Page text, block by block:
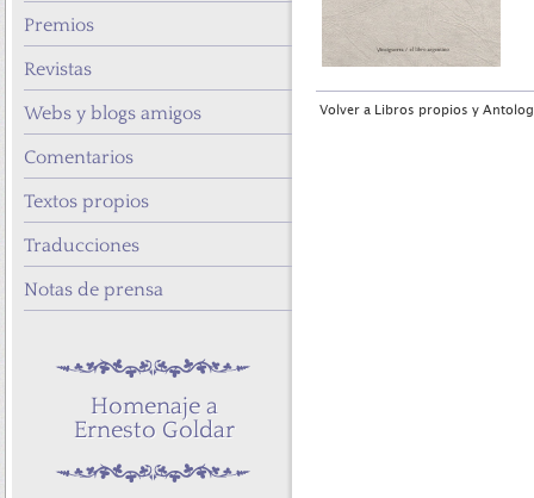
Premios
Revistas
Webs y blogs amigos
Comentarios
Textos propios
Traducciones
Notas de prensa
Volver a Libros propios y